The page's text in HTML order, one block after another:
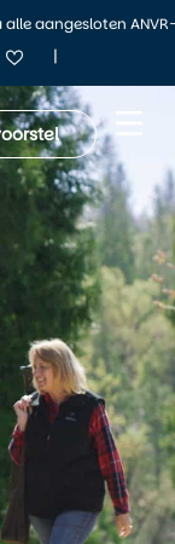
aangesloten
|